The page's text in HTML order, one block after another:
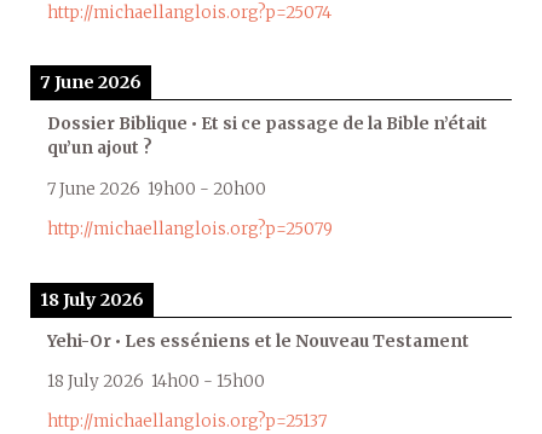
http://michaellanglois.org?p=25074
7 June 2026
Dossier Biblique • Et si ce passage de la Bible n’était
qu’un ajout ?
7 June 2026 19h00 - 20h00
http://michaellanglois.org?p=25079
18 July 2026
Yehi-Or • Les esséniens et le Nouveau Testament
18 July 2026 14h00 - 15h00
http://michaellanglois.org?p=25137